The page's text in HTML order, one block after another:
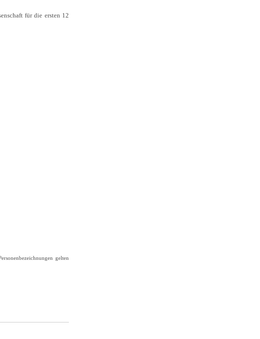
für die ersten 12
gelten